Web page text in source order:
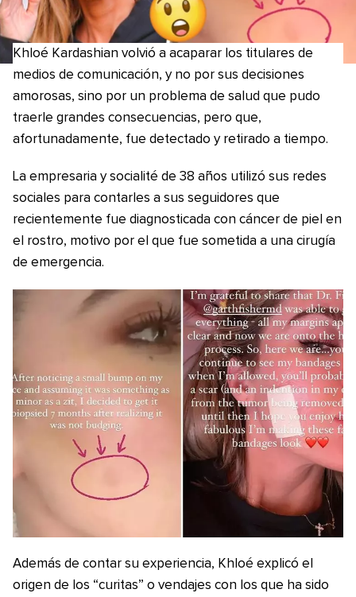
Khloé Kardashian volvió a acaparar los titulares de
medios de comunicación, y no por sus decisiones
amorosas, sino por un problema de salud que pudo
traerle grandes consecuencias, pero que,
afortunadamente, fue detectado y retirado a tiempo.
La empresaria y socialité de 38 años utilizó sus redes
sociales para contarles a sus seguidores que
recientemente fue diagnosticada con cáncer de piel en
el rostro, motivo por el que fue sometida a una cirugía
de emergencia.
Además de contar su experiencia, Khloé explicó el
origen de los “curitas” o vendajes con los que ha sido